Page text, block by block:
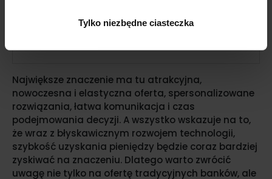
Tylko niezbędne ciasteczka
Największe znaczenie ma tu atrakcyjna,
nowoczesna i elastyczna oferta, spersonalizowane
rozwiązania, łatwa komunikacja i czas
podejmowania decyzji. A wszystko wskazuje na to,
że wraz z błyskawicznym rozwojem technologii,
szybkość uzyskania pieniędzy będzie coraz bardziej
zyskiwać na znaczeniu. Dlatego warto zwrócić
uwagę nie tylko na ofertę tradycyjnych banków, ale